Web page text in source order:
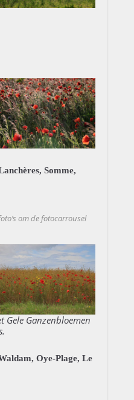
Somme,
om de fotocarrousel
Gele Ganzenbloemen
Oye-Plage, Le